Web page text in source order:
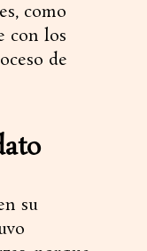
como
con los
de
su